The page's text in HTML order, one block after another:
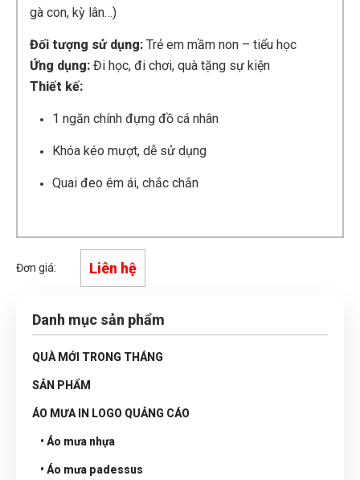
gà con, kỳ lân…)
Đối tượng sử dụng:Trẻ em mầm non – tiểu học
Ứng dụng:Đi học, đi chơi, quà tặng sự kiện
Thiết kế:
1 ngăn chính đựng đồ cá nhân
Khóa kéo mượt, dễ sử dụng
Quai đeo êm ái, chắc chắn
Đơn giá: Liên hệ
Danh mục sản phẩm
QUÀ MỚI TRONG THÁNG
SẢN PHẨM
ÁO MƯA IN LOGO QUẢNG CÁO
• Áo mưa nhựa
• Áo mưa padessus